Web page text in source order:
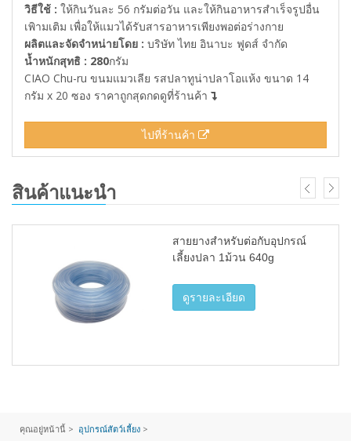
วิธีใช้ : ให้กินวันละ 56 กรัมต่อวัน และให้กินอาหารสำเร็จรูปอื่น
เพิามเติม เพื่อให้แมวได้รับสารอาหารเพียงพอต่อร่างกาย
ผลิตและจัดจำหน่ายโดย : บริษัท ไทย อินาบะ ฟูดส์ จำกัด
น้ำหนักสุทธิ : 280กรัม
CIAO Chu-ru ขนมแมวเลีย รสปลาทูน่าปลาโอแห้ง ขนาด 14
กรัม x 20 ซอง ราคาถูกสุดกดดูที่ร้านค้า
ไปที่ร้านค้า
สินค้าแนะนำ
สายยางสำหรับต่อกับอุปกรณ์
เลี้ยงปลา 1ม้วน 640g
ดูรายละเอียด
คุณอยู่หน้านี้ > อุปกรณ์สัตว์เลี้ยง >